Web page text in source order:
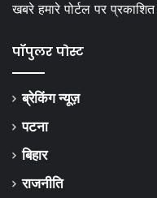
खबरे हमारे पोर्टल पर
पॉपुलर पोस्ट
ब्रेकिंग न्यूज़
पटना
बिहार
राजनीति